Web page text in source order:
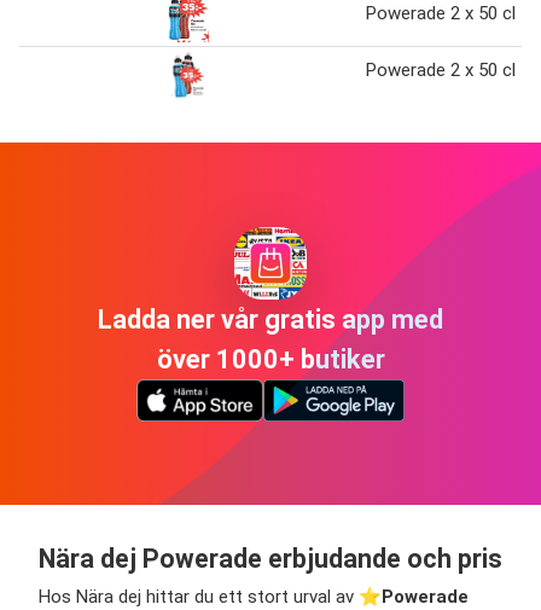
Powerade 2 x 50 cl
Powerade 2 x 50 cl
Ladda ner vår gratis app med
över 1000+ butiker
Nära dej Powerade erbjudande och pris
Hos Nära dej hittar du ett stort urval av ⭐️Powerade